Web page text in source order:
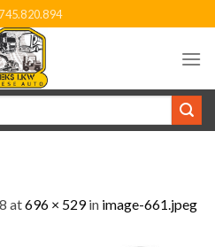
at696 × 529in image-661.jpeg